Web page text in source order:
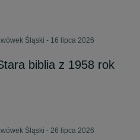
Śląski - 16 lipca 2026
biblia z 1958 rok
Śląski - 26 lipca 2026